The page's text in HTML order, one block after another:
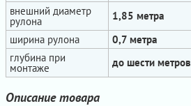
внешний диаметр
рулона
1,85 метра
ширина рулона
0,7 метра
глубина при
монтаже до шести метров
Описание товара